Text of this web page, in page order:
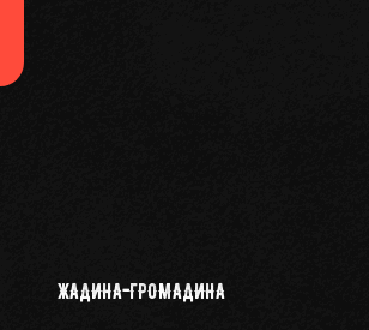
ЖАДИНА-ГРОМАДИНА